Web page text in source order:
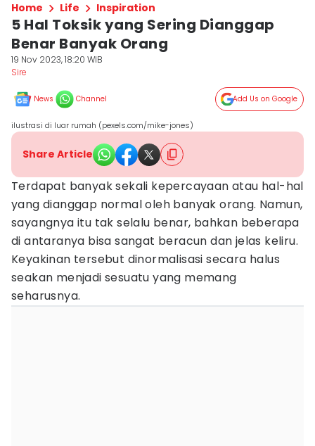
Home Life Inspiration
5 Hal Toksik yang Sering Dianggap
Benar Banyak Orang
19 Nov 2023, 18:20 WIB
Sire
News Channel Add Us on Google
ilustrasi di luar rumah (pexels.com/mike-jones)
Share Article
Terdapat banyak sekali kepercayaan atau hal-hal
yang dianggap normal oleh banyak orang. Namun,
sayangnya itu tak selalu benar, bahkan beberapa
di antaranya bisa sangat beracun dan jelas keliru.
Keyakinan tersebut dinormalisasi secara halus
seakan menjadi sesuatu yang memang
seharusnya.